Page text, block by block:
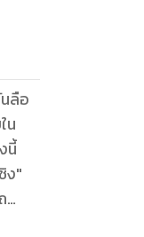
ลือ
น
นี้
ง"